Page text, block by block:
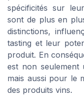
spécificités sur
sont de plus en
distinctions,
tasting et leur
produit. En
est non seulement
mais aussi pour le
des produits vins.